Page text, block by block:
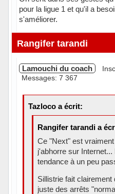
pour la ligue 1 et qu'il a
s'améliorer.
Hors ligne
Rangifer tarandi
Lamouchi du coach
Messages: 7 367
Tazloco a écrit:
Rangifer tarandi a
Ce "Next" est
j'abhorre sur
tendance à un peu
Sillistrie fait
juste des arrêts